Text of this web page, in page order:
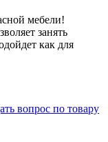
мебели!
занять
как для
вопрос по товару